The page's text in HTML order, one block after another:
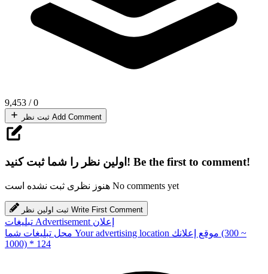
9,453 / 0
ثبت نظر Add Comment
اولین نظر را شما ثبت کنید! Be the first to comment!
هنوز نظری ثبت نشده است No comments yet
ثبت اولین نظر Write First Comment
تبلیغات Advertisement إعلان
محل تبلیغات شما Your advertising location موقع إعلانك (300 ~
1000) * 124